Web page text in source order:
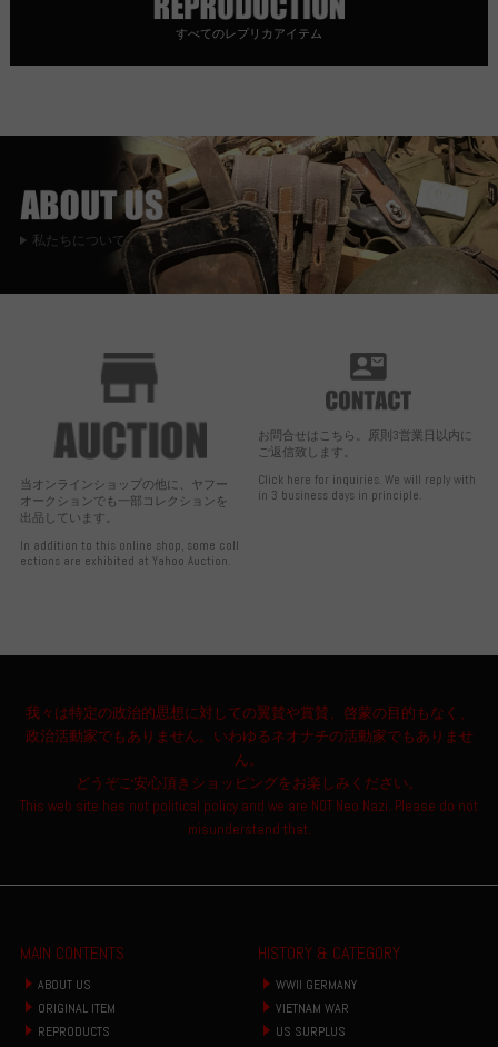
すべてのレプリカアイテム
私たちについて
当オンラインショップの他に、ヤフー
オークションでも一部コレクションを
出品しています。
In addition to this online shop, some coll
ections are exhibited at Yahoo Auction.
お問合せはこちら。原則3営業日以内に
ご返信致します。
Click here for inquiries. We will reply with
in 3 business days in principle.
我々は特定の政治的思想に対しての翼賛や賞賛、啓蒙の目的もなく、
政治活動家でもありません。いわゆるネオナチの活動家でもありませ
ん。
どうぞご安心頂きショッピングをお楽しみください。
This web site has not political policy and we are NOT Neo Nazi. Please do not
misunderstand that.
MAIN CONTENTS
ABOUT US
ORIGINAL ITEM
REPRODUCTS
HISTORY & CATEGORY
WWII GERMANY
VIETNAM WAR
US SURPLUS